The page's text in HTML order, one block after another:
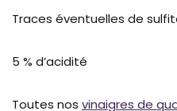
Traces éventuelles de
5 % d’acidité
Toutes nos vinaigres de